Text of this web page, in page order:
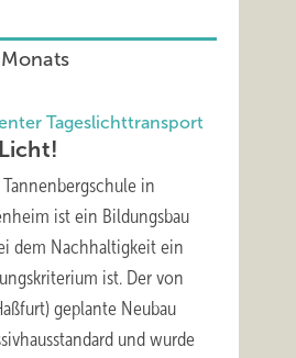
Tageslichttransport
Licht!
in
ist ein Bildungsbau
dem Nachhaltigkeit ein
ist. Der von
geplante Neubau
und wurde